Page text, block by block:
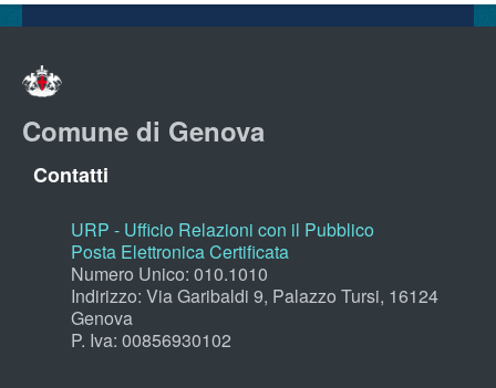
Comune di Genova
Contatti
URP - Ufficio Relazioni con il Pubblico
Posta Elettronica Certificata
Numero Unico: 010.1010
Indirizzo: Via Garibaldi 9, Palazzo Tursi, 16124
Genova
P. Iva: 00856930102